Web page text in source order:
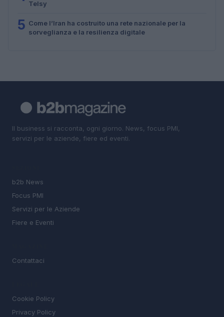
Telsy
5 Come l’Iran ha costruito una rete nazionale per la
sorveglianza e la resilienza digitale
Il business si racconta, ogni giorno. News, focus PMI,
servizi per le aziende, fiere ed eventi.
b2b News
Focus PMI
Servizi per le Aziende
Fiere e Eventi
Contattaci
Cookie Policy
Privacy Policy